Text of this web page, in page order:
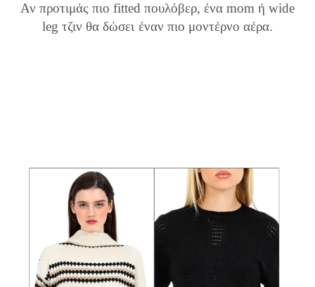
Αν προτιμάς πιο fitted πουλόβερ, ένα mom ή wide
leg τζιν θα δώσει έναν πιο μοντέρνο αέρα.